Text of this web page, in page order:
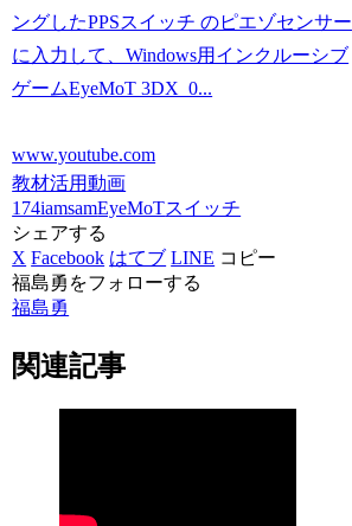
ングしたPPSスイッチ のピエゾセンサー
に入力して、Windows用インクルーシブ
ゲームEyeMoT 3DX_0...
www.youtube.com
教材活用動画
174iamsamEyeMoTスイッチ
シェアする
X Facebook はてブ LINE コピー
福島勇をフォローする
福島勇
関連記事